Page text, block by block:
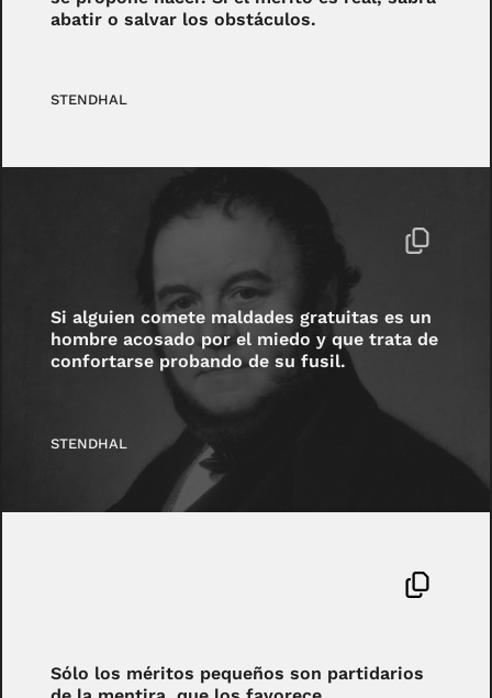
abatir o salvar los obstáculos.
STENDHAL
Si alguien comete maldades gratuitas es un
hombre acosado por el miedo y que trata de
confortarse probando de su fusil.
STENDHAL
Sólo los méritos pequeños son partidarios